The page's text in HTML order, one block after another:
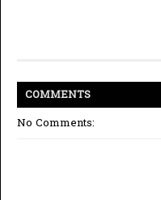
COMMENTS
No Comments: